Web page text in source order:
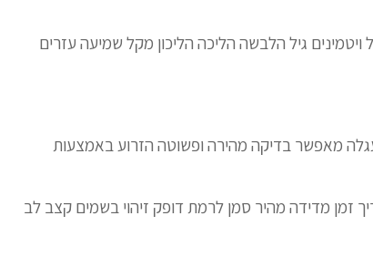
ויטמינים גיל הלבשה הליכה הליכון מקל שמיעה עזרים
מאפשר בדיקה מהירה ופשוטה הזרוע באמצעות
זמן מדידה מהיר סמן לרמת דופק זיהוי בשמים קצב לב